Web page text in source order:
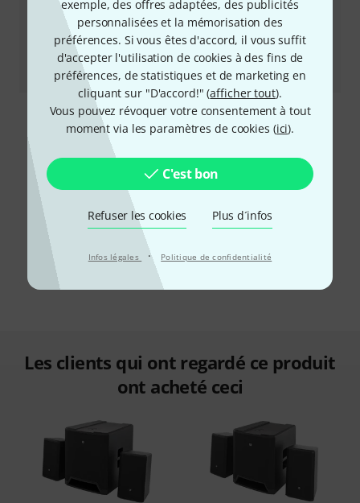
exemple, des offres adaptées, des publicités
personnalisées et la mémorisation des
préférences. Si vous êtes d'accord, il vous suffit
d'accepter l'utilisation de cookies à des fins de
préférences, de statistiques et de marketing en
cliquant sur "D'accord!" (afficher tout).
Vous pouvez révoquer votre consentement à tout
moment via les paramètres de cookies (ici).
C'est bon
Refuser les cookies Plus d´infos
Infos légales · Politique de confidentialité
sonorisations live. Mais attention : l’emploi d’un filtre
FIR sur des basses fréquences peut entraîner des
artefacts audibles telles que des résonances de type
pré-ringing.
Les clients qui ont regardé ce produit
ont acheté ceci